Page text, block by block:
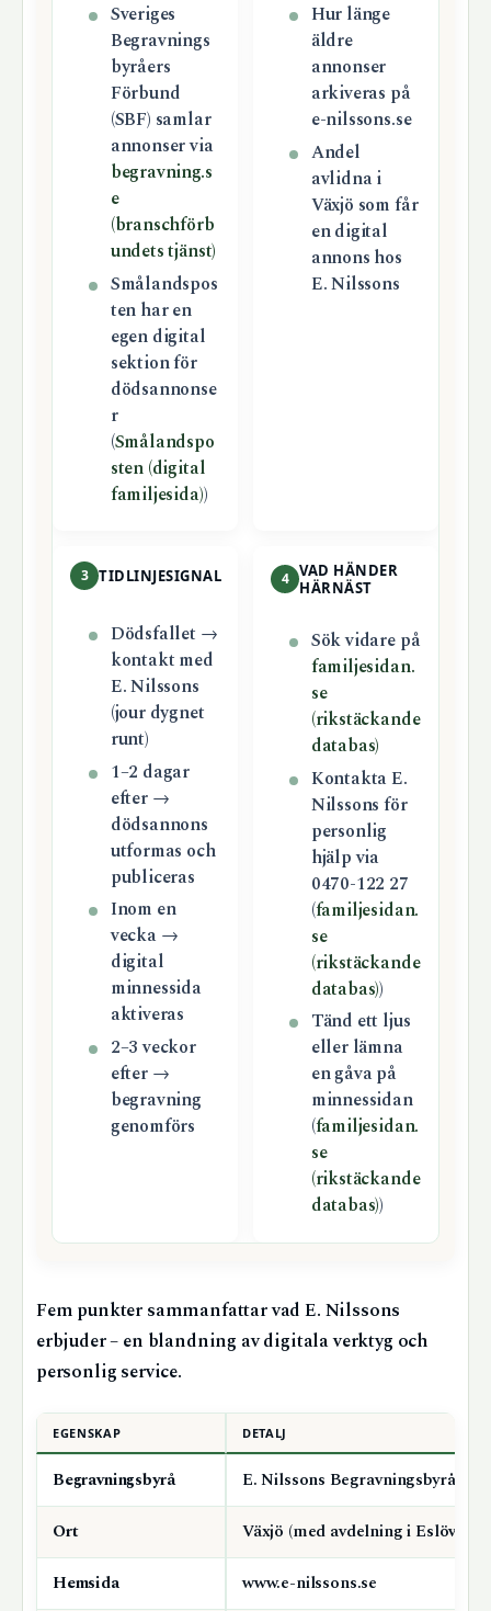
Sveriges
Begravnings
byråers
Förbund
(SBF) samlar
annonser via
begravning.s
e
(branschförb
undets tjänst)
Smålandspos
ten har en
egen digital
sektion för
dödsannonse
r
(Smålandspo
sten (digital
familjesida))
Hur länge
äldre
annonser
arkiveras på
e-nilssons.se
Andel
avlidna i
Växjö som får
en digital
annons hos
E. Nilssons
3 TIDLINJESIGNAL
Dödsfallet →
kontakt med
E. Nilssons
(jour dygnet
runt)
1–2 dagar
efter →
dödsannons
utformas och
publiceras
Inom en
vecka →
digital
minnessida
aktiveras
2–3 veckor
efter →
begravning
genomförs
4 VAD HÄNDER
HÄRNÄST
Sök vidare på
familjesidan.
se
(rikstäckande
databas)
Kontakta E.
Nilssons för
personlig
hjälp via
0470-122 27
(familjesidan.
se
(rikstäckande
databas))
Tänd ett ljus
eller lämna
en gåva på
minnessidan
(familjesidan.
se
(rikstäckande
databas))
Fem punkter sammanfattar vad E. Nilssons
erbjuder – en blandning av digitala verktyg och
personlig service.
EGENSKAP DETALJ
Begravningsbyrå E. Nilssons Begravningsbyrå AB
Ort Växjö (med avdelning i Eslöv)
Hemsida www.e-nilssons.se